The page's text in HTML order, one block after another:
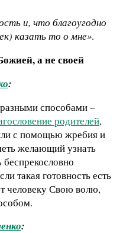
и, что благоугодно
казать то о мне».
а не своей
:
способами –
родителей,
с помощью жребия и
желающий узнать
такая готовность есть
человеку Свою волю,
: